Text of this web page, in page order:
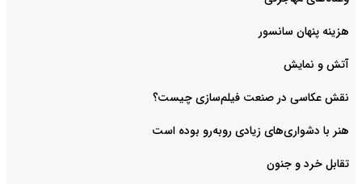
هزینه پنهان سانسور
آتش و نمایش
هنر با دشواری‌های زیادی روبه‌رو بوده است
تقابل خرد و جنون